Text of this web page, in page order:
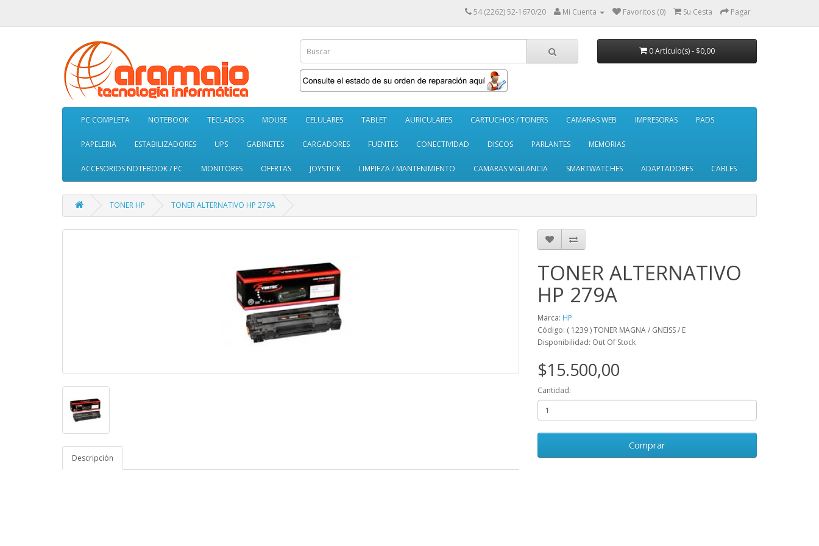
54 (2262) 52-1670/20 Mi Cuenta Favoritos (0) Su Cesta Pagar
0 Artículo(s) - $0,00
PC COMPLETA NOTEBOOK TECLADOS MOUSE CELULARES TABLET AURICULARES CARTUCHOS / TONERS CAMARAS WEB IMPRESORAS PADS
PAPELERIA ESTABILIZADORES UPS GABINETES CARGADORES FUENTES CONECTIVIDAD DISCOS PARLANTES MEMORIAS
ACCESORIOS NOTEBOOK / PC MONITORES OFERTAS JOYSTICK LIMPIEZA / MANTENIMIENTO CAMARAS VIGILANCIA SMARTWATCHES ADAPTADORES CABLES
TONER HP TONER ALTERNATIVO HP 279A
Descripción
TONER ALTERNATIVO
HP 279A
Marca: HP
Código: ( 1239 ) TONER MAGNA / GNEISS / E
Disponibilidad: Out Of Stock
$15.500,00
Cantidad:
Comprar